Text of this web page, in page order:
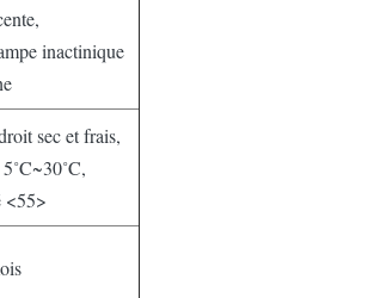
inactinique
sec et frais,